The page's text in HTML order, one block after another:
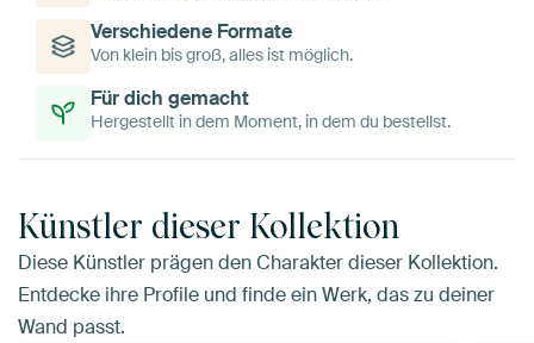
Verschiedene Formate
Von klein bis groß, alles ist möglich.
Für dich gemacht
Hergestellt in dem Moment, in dem du bestellst.
Künstler dieser Kollektion
Diese Künstler prägen den Charakter dieser Kollektion.
Entdecke ihre Profile und finde ein Werk, das zu deiner
Wand passt.